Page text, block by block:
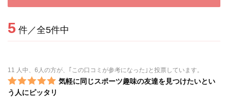
5 件／全5件中
11 人中、6人の方が、｢この口コミが参考になった｣と投票しています。
気軽に同じスポーツ趣味の友達を見つけたいとい
う人にピッタリ